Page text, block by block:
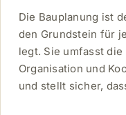
Die Bauplanung ist
den Grundstein für
legt. Sie umfasst
Organisation und
und stellt sicher,